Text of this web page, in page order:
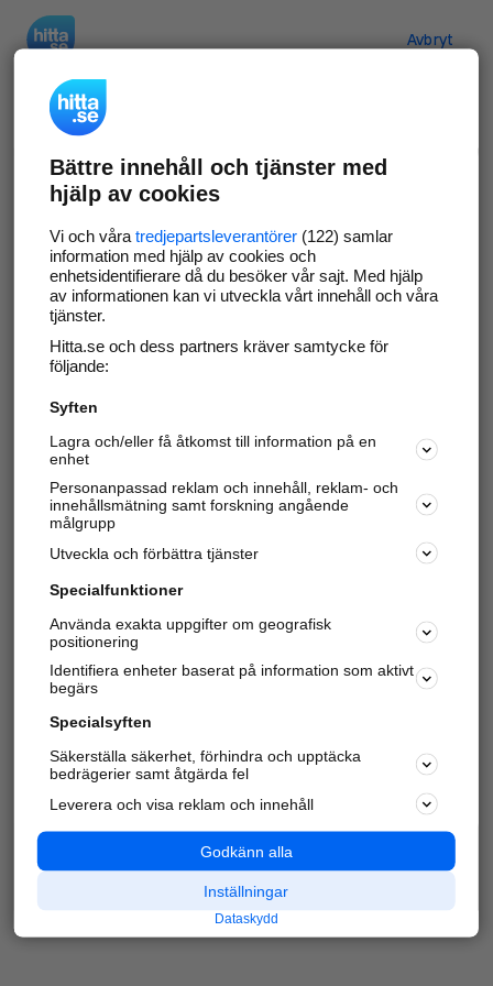
Avbryt
Verifiera ditt företag
Gör som 69 545företag
företagssida på hitta.se och syns bättre mot
kunder i ditt närområde. Helt kostnadsfritt.
Uppdatera din företagsinformation
Svara på och hantera dina omdömen
Har du redan verifierat ditt företag? Logga in
Varje vecka besöker du och4 miljoner
andra
härliga användare oss för att hitta rätt lokal
information om företag, privatpersoner och
platser.
Bättre innehåll och tjänster med
hjälp av cookies
Vi och våra tredjepartsleverantörer(122) samlar
information med hjälp av cookies och
enhetsidentifierare då du besöker vår sajt. Med hjälp
av informationen kan vi utveckla vårt innehåll och våra
tjänster.
Hitta.se och dess partners kräver samtycke för
följande:
Syften
Lagra och/eller få åtkomst till information på en
enhet
Personanpassad reklam och innehåll, reklam- och
innehållsmätning samt forskning angående
målgrupp
Utveckla och förbättra tjänster
Specialfunktioner
Använda exakta uppgifter om geografisk
positionering
Identifiera enheter baserat på information som aktivt
begärs
Specialsyften
Säkerställa säkerhet, förhindra och upptäcka
bedrägerier samt åtgärda fel
Leverera och visa reklam och innehåll
Godkänn alla
Inställningar
Dataskydd